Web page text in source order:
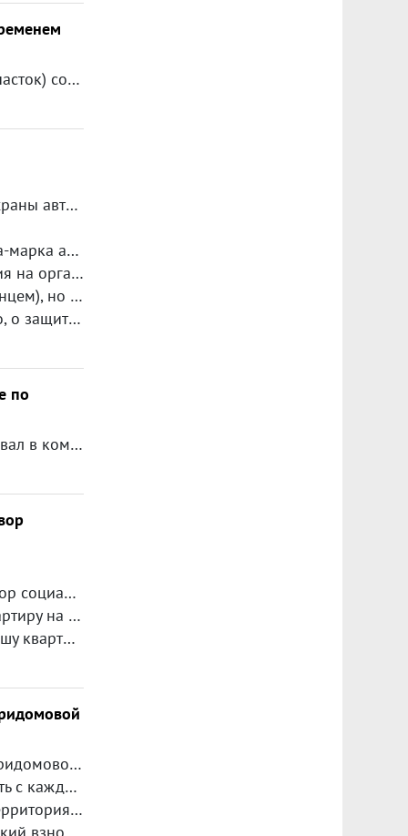
Здраствуйте, хотел бы вложить деньги в недвижимость (земельный участок) со временем продать, хотел бы узнать какие налоги будет необходимо заплатить, если недвижимостью буду владеть менее 3-х лет ?
с Вас взимают дополнительную плату.
ТСЖ ничего не сказано.
мои права.
в какой то доле.
ТСЖ и т.д.)
по
Добрый день. Прошу помочь в следующей ситуации: мой брат проживал в комнате по социальному найму в двухкомн.квартире. площадь комнаты 10 кв.м.В соседей комнате (14 кв.м.) проживал сосед, который умер. Брат самовольно заселился в соседнюю комнату и произвел перепланировку-то есть сделал одну большую квартиру. В дальнейшем администрация города подала иск о выселении из второй комнаты. Но мой брат считает, что заселился на законных основаниях, поскольку нуждался в улучшении жилищных условий. Просим Вас подсказать как нам поступить в данной ситуации. Заранее благодарим!
в другом месте.
дочку?
адресу.
В нашем доме Правление ТСЖ заключило договор с УК по охране придомовой територии, а так же организации парковки автомобилей, принадлежащих членам ТСЖ. Члены ТСЖ проголосовали большинством.
ТСЖ и УК?
в собственность.